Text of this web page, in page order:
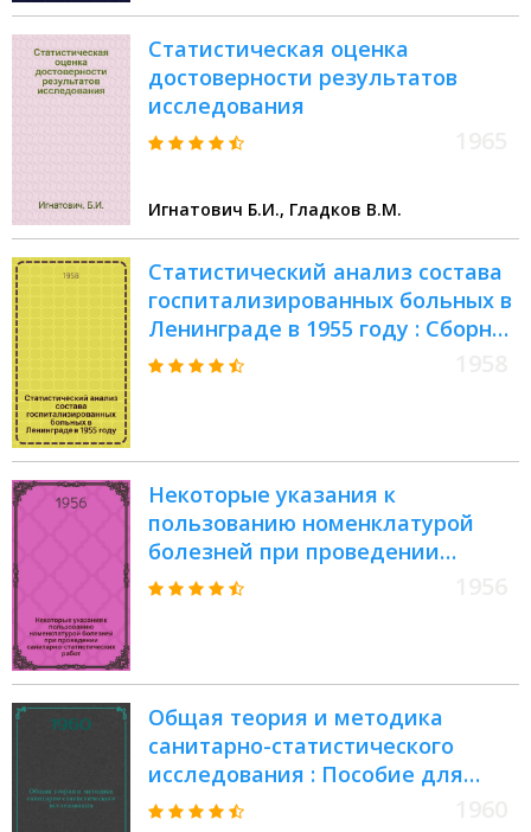
Статистическая оценка
достоверности результатов
исследования
Игнатович Б.И., Гладков В.М.
Статистический анализ состава
госпитализированных больных в
Ленинграде в 1955 году : Сборник
статей
Некоторые указания к
пользованию номенклатурой
болезней при проведении
санитарно-статистических работ
Общая теория и методика
санитарно-статистического
исследования : Пособие для
врачей